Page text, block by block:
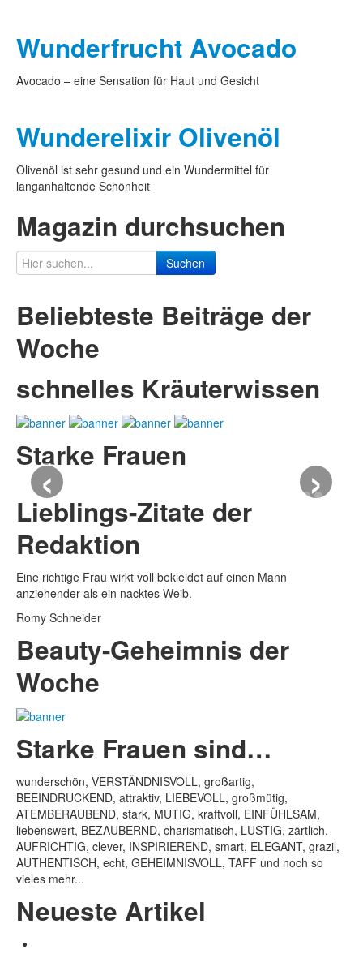
Wunderfrucht Avocado
Avocado – eine Sensation für Haut und Gesicht
Wunderelixir Olivenöl
Olivenöl ist sehr gesund und ein Wundermittel für
langanhaltende Schönheit
Magazin durchsuchen
Suchen
Beliebteste Beiträge der
Woche
schnelles Kräuterwissen
Starke Frauen
‹ ›
Lieblings-Zitate der
Redaktion
Eine richtige Frau wirkt voll bekleidet auf einen Mann
anziehender als ein nacktes Weib.
Romy Schneider
Beauty-Geheimnis der
Woche
Starke Frauen sind…
wunderschön, VERSTÄNDNISVOLL, großartig,
BEEINDRUCKEND, attraktiv, LIEBEVOLL, großmütig,
ATEMBERAUBEND, stark, MUTIG, kraftvoll, EINFÜHLSAM,
liebenswert, BEZAUBERND, charismatisch, LUSTIG, zärtlich,
AUFRICHTIG, clever, INSPIRIEREND, smart, ELEGANT, grazil,
AUTHENTISCH, echt, GEHEIMNISVOLL, TAFF und noch so
vieles mehr...
Neueste Artikel